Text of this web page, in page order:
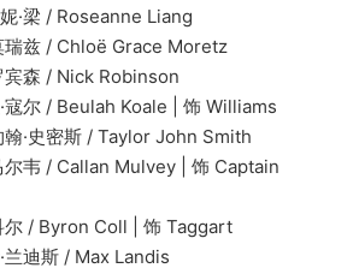
/ Roseanne Liang
/ Chloë Grace Moretz
Nick Robinson
Koale | 饰 Williams
斯 / Taylor John Smith
Mulvey | 饰 Captain
Coll | 饰 Taggart
斯 / Max Landis